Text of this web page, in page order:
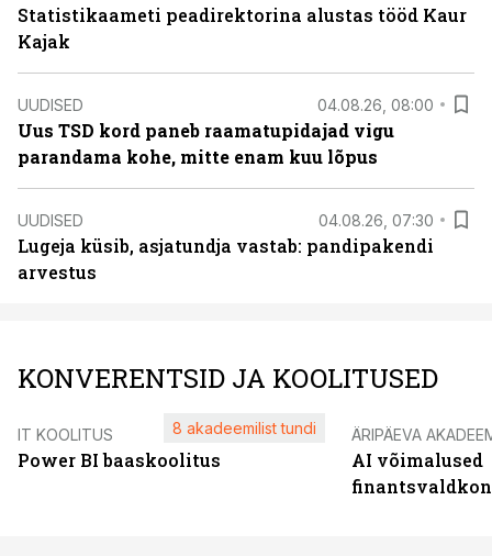
Statistikaameti peadirektorina alustas tööd Kaur
Kajak
UUDISED 04.08.26, 08:00
Uus TSD kord paneb raamatupidajad vigu
parandama kohe, mitte enam kuu lõpus
UUDISED 04.08.26, 07:30
Lugeja küsib, asjatundja vastab: pandipakendi
arvestus
KONVERENTSID JA KOOLITUSED
IT KOOLITUS
Power BI baaskoolitus
8 akadeemilist tundi ÄRIPÄEVA
AI võimalused